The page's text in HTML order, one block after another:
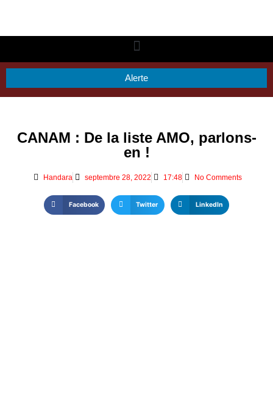
Alerte
CANAM : De la liste AMO, parlons-
en !
Handara septembre 28, 2022 17:48 No Comments
Facebook Twitter LinkedIn